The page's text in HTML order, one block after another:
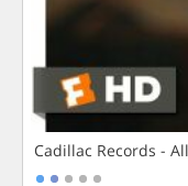
Cadillac Records -